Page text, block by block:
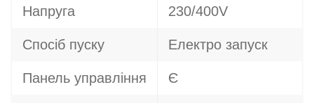
Напруга 230/400V
Спосіб пуску Електро запуск
Панель управління Є